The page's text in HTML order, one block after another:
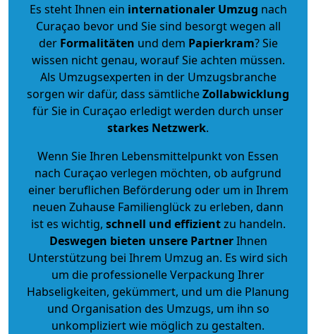
Es steht Ihnen ein internationaler Umzug nach
Curaçao bevor und Sie sind besorgt wegen all
der Formalitäten und dem Papierkram? Sie
wissen nicht genau, worauf Sie achten müssen.
Als Umzugsexperten in der Umzugsbranche
sorgen wir dafür, dass sämtlicheZollabwicklung
für Sie in Curaçao erledigt werden durch unser
starkes Netzwerk.
Wenn Sie Ihren Lebensmittelpunkt von Essen
nach Curaçao verlegen möchten, ob aufgrund
einer beruflichen Beförderung oder um in Ihrem
neuen Zuhause Familienglück zu erleben, dann
ist es wichtig, schnell und effizientzu handeln.
Deswegen bieten unsere PartnerIhnen
Unterstützung bei Ihrem Umzug an. Es wird sich
um die professionelle Verpackung Ihrer
Habseligkeiten, gekümmert, und um die Planung
und Organisation des Umzugs, um ihn so
unkompliziert wie möglich zu gestalten.